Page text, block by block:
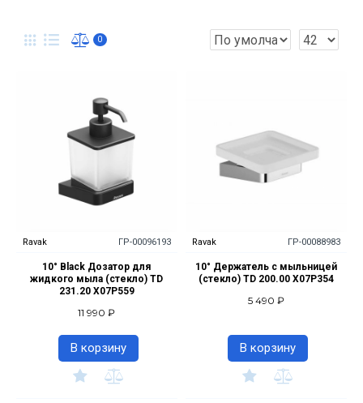
0
Ravak ГР-00096193
10° Black Дозатор для
жидкого мыла (стекло) TD
231.20 X07P559
11 990 ₽
В корзину
Ravak ГР-00088983
10° Держатель с мыльницей
(стекло) TD 200.00 X07P354
5 490 ₽
В корзину